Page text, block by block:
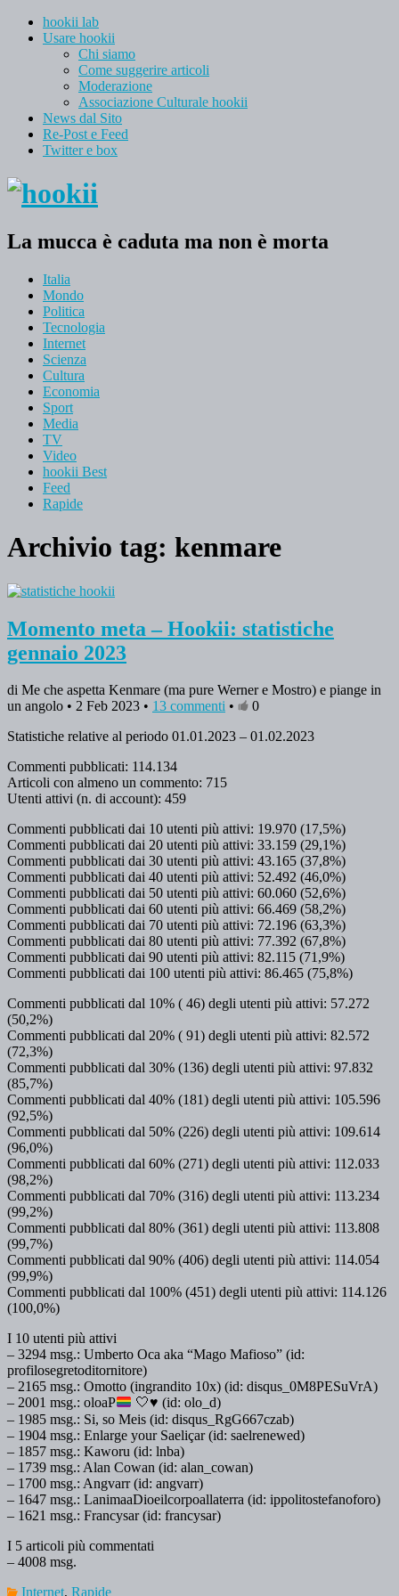
hookii lab
Usare hookii
Chi siamo
Come suggerire articoli
Moderazione
Associazione Culturale hookii
News dal Sito
Re-Post e Feed
Twitter e box
La mucca è caduta ma non è morta
Italia
Mondo
Politica
Tecnologia
Internet
Scienza
Cultura
Economia
Sport
Media
TV
Video
hookii Best
Feed
Rapide
Archivio tag: kenmare
Momento meta – Hookii: statistiche
gennaio 2023
di Me che aspetta Kenmare (ma pure Werner e Mostro) e piange in
un angolo • 2 Feb 2023 • 13 commenti •
0
Statistiche relative al periodo 01.01.2023 – 01.02.2023
Commenti pubblicati: 114.134
Articoli con almeno un commento: 715
Utenti attivi (n. di account): 459
Commenti pubblicati dai 10 utenti più attivi: 19.970 (17,5%)
Commenti pubblicati dai 20 utenti più attivi: 33.159 (29,1%)
Commenti pubblicati dai 30 utenti più attivi: 43.165 (37,8%)
Commenti pubblicati dai 40 utenti più attivi: 52.492 (46,0%)
Commenti pubblicati dai 50 utenti più attivi: 60.060 (52,6%)
Commenti pubblicati dai 60 utenti più attivi: 66.469 (58,2%)
Commenti pubblicati dai 70 utenti più attivi: 72.196 (63,3%)
Commenti pubblicati dai 80 utenti più attivi: 77.392 (67,8%)
Commenti pubblicati dai 90 utenti più attivi: 82.115 (71,9%)
Commenti pubblicati dai 100 utenti più attivi: 86.465 (75,8%)
Commenti pubblicati dal 10% ( 46) degli utenti più attivi: 57.272
(50,2%)
Commenti pubblicati dal 20% ( 91) degli utenti più attivi: 82.572
(72,3%)
Commenti pubblicati dal 30% (136) degli utenti più attivi: 97.832
(85,7%)
Commenti pubblicati dal 40% (181) degli utenti più attivi: 105.596
(92,5%)
Commenti pubblicati dal 50% (226) degli utenti più attivi: 109.614
(96,0%)
Commenti pubblicati dal 60% (271) degli utenti più attivi: 112.033
(98,2%)
Commenti pubblicati dal 70% (316) degli utenti più attivi: 113.234
(99,2%)
Commenti pubblicati dal 80% (361) degli utenti più attivi: 113.808
(99,7%)
Commenti pubblicati dal 90% (406) degli utenti più attivi: 114.054
(99,9%)
Commenti pubblicati dal 100% (451) degli utenti più attivi: 114.126
(100,0%)
I 10 utenti più attivi
– 3294 msg.: Umberto Oca aka “Mago Mafioso” (id:
profilosegretoditornitore)
– 2165 msg.: Omotto (ingrandito 10x) (id: disqus_0M8PESuVrA)
– 2001 msg.: oloaP
🤍♥️ (id: olo_d)
– 1985 msg.: Si, so Meis (id: disqus_RgG667czab)
– 1904 msg.: Enlarge your Saeliçar (id: saelrenewed)
– 1857 msg.: Kaworu (id: lnba)
– 1739 msg.: Alan Cowan (id: alan_cowan)
– 1700 msg.: Angvarr (id: angvarr)
– 1647 msg.: LanimaaDioeilcorpoallaterra (id: ippolitostefanoforo)
– 1621 msg.: Francysar (id: francysar)
I 5 articoli più commentati
– 4008 msg.
Internet, Rapide